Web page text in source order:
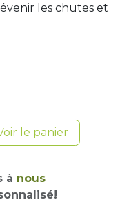
les chutes et
le panier
à nous